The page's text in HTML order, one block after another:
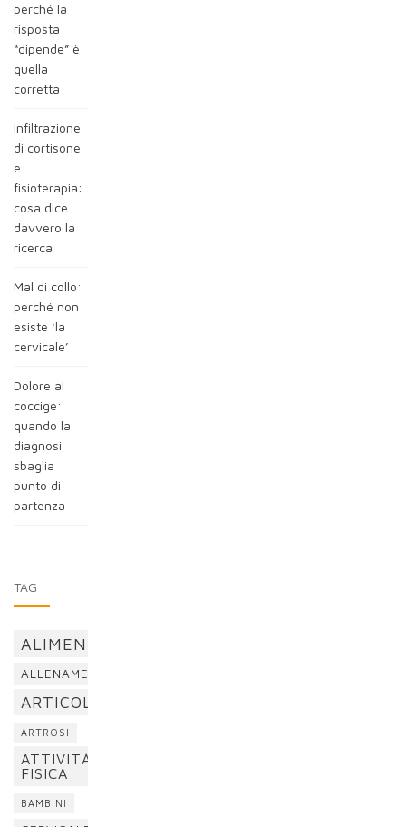
perché la
risposta
“dipende” è
quella
corretta
Infiltrazione
di cortisone
e
fisioterapia:
cosa dice
davvero la
ricerca
Mal di collo:
perché non
esiste ‘la
cervicale’
Dolore al
coccige:
quando la
diagnosi
sbaglia
punto di
partenza
TAG
ALIMENTAZIONE
ALLENAMENTO
ARTICOLAZIONI
ARTROSI
ATTIVITÀ
FISICA
BAMBINI